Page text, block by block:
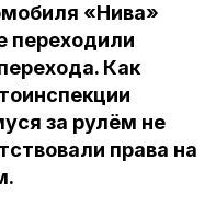
«Нива»
переходили
Как
за рулём не
права на